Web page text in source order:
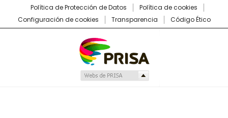
Política de Protección de Datos
Política de cookies
Configuración de cookies
Transparencia Código Ético